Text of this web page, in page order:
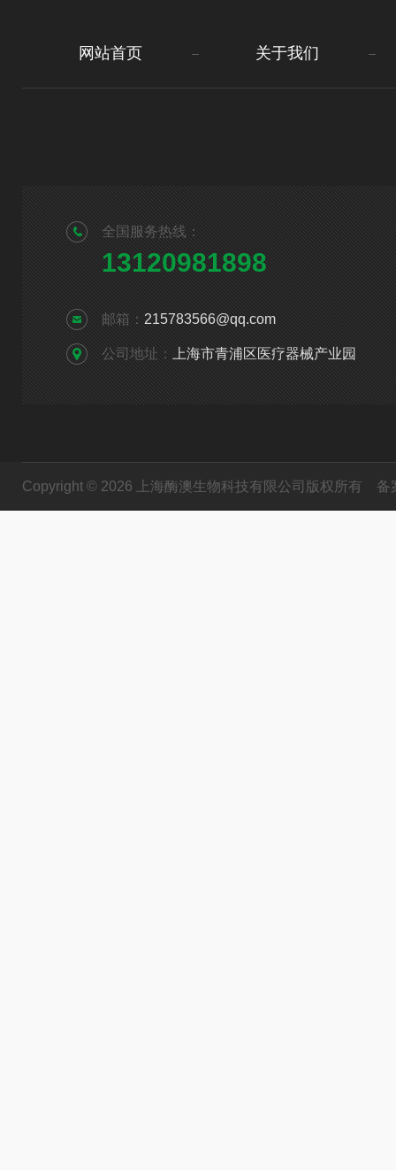
网站首页 关于我们
全国服务热线：
13120981898
邮箱： 215783566@qq.com
公司地址： 上海市青浦区医疗器械产业园
Copyright © 2026 上海酶澳生物科技有限公司版权所有 备